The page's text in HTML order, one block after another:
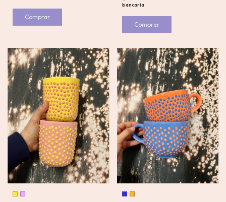
Comprar
bancaria